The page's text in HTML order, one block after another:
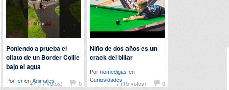
+7 (17 votos)
0
Poniendo a prueba el
olfato de un Border Collie
bajo el agua
PorferenAnimales -7 (15 votos) 0
Niño de dos años es un
crack del billar
Pornomedigas en
Curiosidades